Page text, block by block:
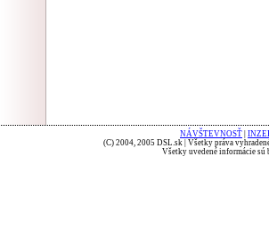
NÁVŠTEVNOSŤ
(C) 2004, 2005 DSL.sk | Všetky práva
Všetky uvedené informácie sú